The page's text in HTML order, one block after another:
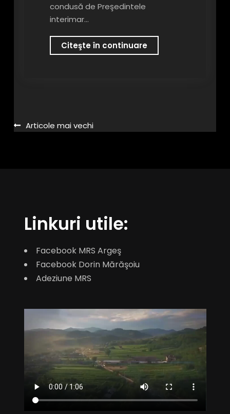
condusă de Preşedintele
interimar…
Citeşte în continuareEchipa
APP
Cocu
Navigare
Articole mai vechi
Linkuri utile:
Facebook MRS Argeş
Facebook Dorin Mărăşoiu
Adeziune MRS